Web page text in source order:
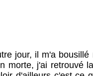
jour, il m'a bousillé
morte, j'ai retrouvé